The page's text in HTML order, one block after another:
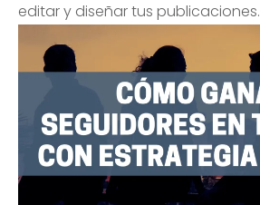
editar y diseñar tus publicaciones.